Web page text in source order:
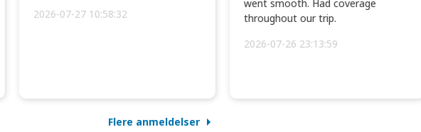
2026-07-27 10:58:32
went smooth. Had coverage
throughout our trip.
2026-07-26 23:13:59
Flere anmeldelser